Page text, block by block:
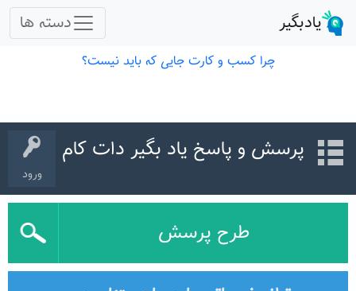
ورود
پرسش و پاسخ یاد بگیر دات کام
طرح پرسش